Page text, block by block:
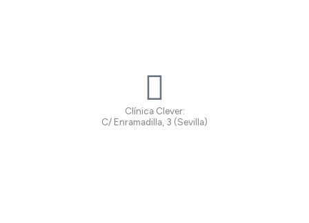
Clínica Clever:
C/ Enramadilla, 3 (Sevilla)